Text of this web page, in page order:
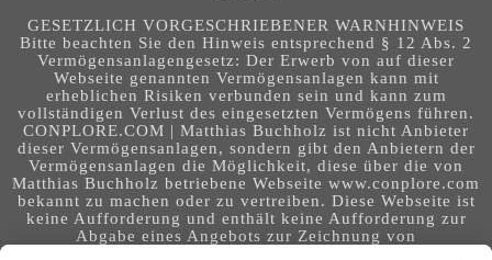
GESETZLICH VORGESCHRIEBENER WARNHINWEIS
Bitte beachten Sie den Hinweis entsprechend § 12 Abs. 2
Vermögensanlagengesetz: Der Erwerb von auf dieser
Webseite genannten Vermögensanlagen kann mit
erheblichen Risiken verbunden sein und kann zum
vollständigen Verlust des eingesetzten Vermögens führen.
CONPLORE.COM | Matthias Buchholz ist nicht Anbieter
dieser Vermögensanlagen, sondern gibt den Anbietern der
Vermögensanlagen die Möglichkeit, diese über die von
Matthias Buchholz betriebene Webseite www.conplore.com
bekannt zu machen oder zu vertreiben. Diese Webseite ist
keine Aufforderung und enthält keine Aufforderung zur
Abgabe eines Angebots zur Zeichnung von